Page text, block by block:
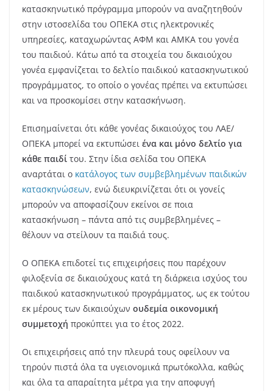
κατασκηνωτικό πρόγραμμα μπορούν να αναζητηθούν
στην ιστοσελίδα του ΟΠΕΚΑ στις ηλεκτρονικές
υπηρεσίες, καταχωρώντας ΑΦΜ και ΑΜΚΑ του γονέα
του παιδιού. Κάτω από τα στοιχεία του δικαιούχου
γονέα εμφανίζεται το δελτίο παιδικού κατασκηνωτικού
προγράμματος, το οποίο ο γονέας πρέπει να εκτυπώσει
και να προσκομίσει στην κατασκήνωση.
Επισημαίνεται ότι κάθε γονέας δικαιούχος του ΛΑΕ/
ΟΠΕΚΑ μπορεί να εκτυπώσει ένα και μόνο δελτίο για
κάθε παιδί του. Στην ίδια σελίδα του ΟΠΕΚΑ
αναρτάται ο κατάλογος των συμβεβλημένων παιδικών
κατασκηνώσεων, ενώ διευκρινίζεται ότι οι γονείς
μπορούν να αποφασίζουν εκείνοι σε ποια
κατασκήνωση – πάντα από τις συμβεβλημένες –
θέλουν να στείλουν τα παιδιά τους.
Ο ΟΠΕΚΑ επιδοτεί τις επιχειρήσεις που παρέχουν
φιλοξενία σε δικαιούχους κατά τη διάρκεια ισχύος του
παιδικού κατασκηνωτικού προγράμματος, ως εκ τούτου
εκ μέρους των δικαιούχων ουδεμία οικονομική
συμμετοχή προκύπτει για το έτος 2022.
Οι επιχειρήσεις από την πλευρά τους οφείλουν να
τηρούν πιστά όλα τα υγειονομικά πρωτόκολλα, καθώς
και όλα τα απαραίτητα μέτρα για την αποφυγή